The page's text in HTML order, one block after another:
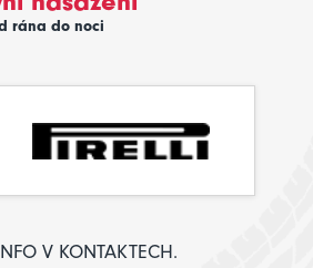
rána do noci
V KONTAKTECH.